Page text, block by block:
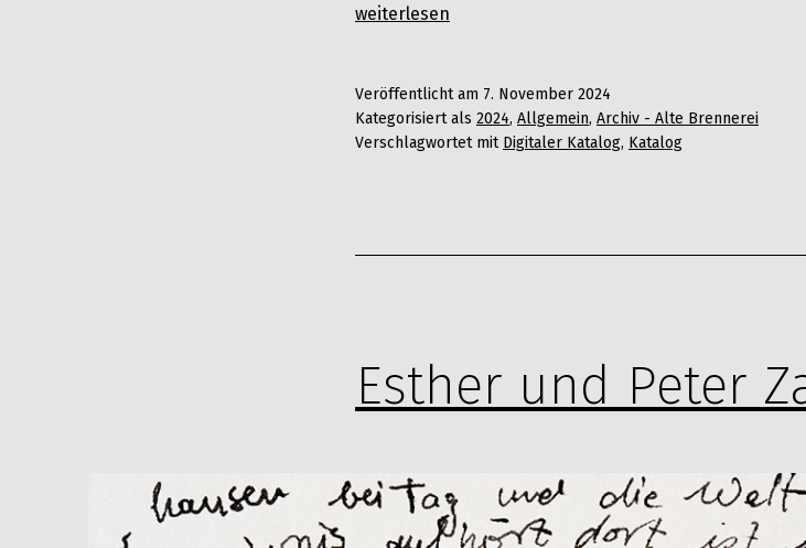
Jürgen
weiterlesen
Veröffentlicht am 7. November 2024
Kategorisiert als 2024, Allgemein, Archiv - Alte Brennerei
Verschlagwortet mit Digitaler Katalog, Katalog
Esther und Peter